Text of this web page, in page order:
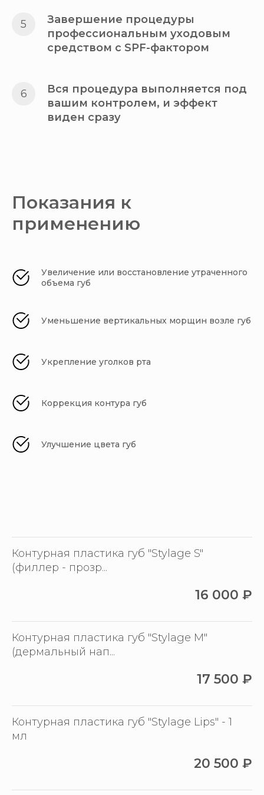
Завершение процедуры
профессиональным уходовым
средством с SPF-фактором
Вся процедура выполняется под
вашим контролем, и эффект
виден сразу
Показания к
применению
Увеличение или восстановление утраченного
объема губ
Уменьшение вертикальных морщин возле губ
Укрепление уголков рта
Коррекция контура губ
Улучшение цвета губ
Контурная пластика губ "Stylage S"
(филлер - прозр...
16 000 ₽
Контурная пластика губ "Stylage M"
(дермальный нап...
17 500 ₽
Контурная пластика губ "Stylage Lips" - 1
мл
20 500 ₽